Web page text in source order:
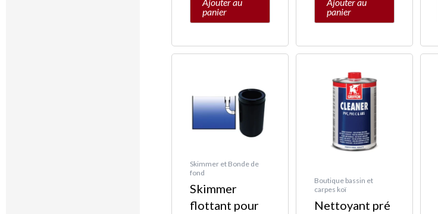
Ajouter au
panier
Ajouter au
panier
Skimmer et Bonde de
fond
Skimmer
flottant pour
Boutique bassin et
carpes koï
Nettoyant pré